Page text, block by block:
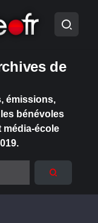
de
émissions,
bénévoles
média-école